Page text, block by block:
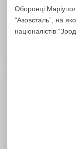
Оборонці
“Азовсталь”, на
націоналістів